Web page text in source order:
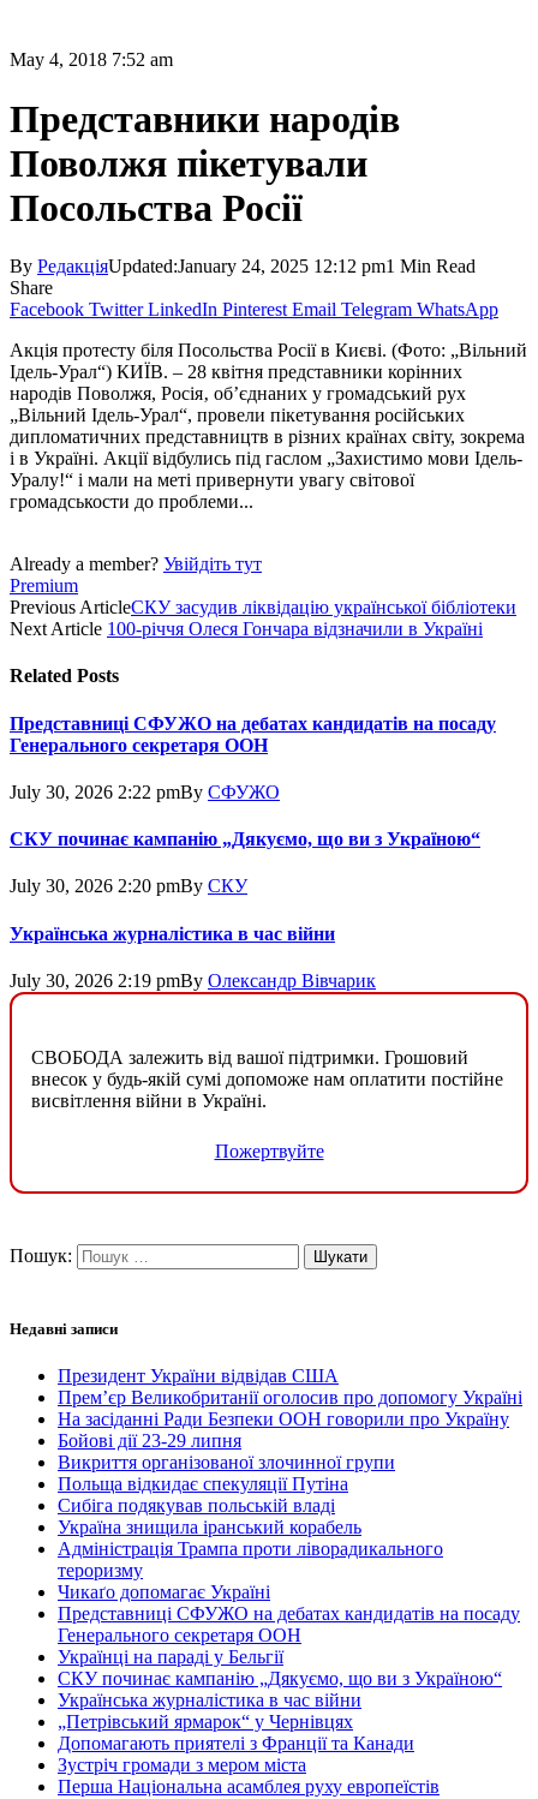
May 4, 2018 7:52 am
Представники народів
Поволжя пікетували
Посольства Росії
By РедакціяUpdated:January 24, 2025 12:12 pm1 Min Read
Share
Facebook Twitter LinkedIn Pinterest Email Telegram WhatsApp
Акція протесту біля Посольства Росії в Києві. (Фото: „Вільний
Ідель-Урал“) КИЇВ. – 28 квітня представники корінних
народів Поволжя, Росія‚ об’єднаних у громадський рух
„Вільний Ідель-Урал“, провели пікетування російських
дипломатичних представництв в різних країнах світу, зокрема
і в Україні. Акції відбулись під гаслом „Захистимо мови Ідель-
Уралу!“ і мали на меті привернути увагу світової
громадськости до проблеми...
Already a member? Увійдіть тут
Premium
Previous ArticleСКУ засудив ліквідацію української бібліотеки
Next Article 100-річчя Олеся Гончара відзначили в Україні
Related Posts
Представниці СФУЖО на дебатах кандидатів на посаду
Генерального секретаря ООН
July 30, 2026 2:22 pmBy СФУЖО
СКУ починає кампанію „Дякуємо, що ви з Україною“
July 30, 2026 2:20 pmBy СКУ
Українська журналістика в час війни
July 30, 2026 2:19 pmBy Олександр Вівчарик
СВОБОДА залежить від вашої підтримки. Грошовий
внесок у будь-якій сумі допоможе нам оплатити постійне
висвітлення війни в Україні.
Пожертвуйте
Пошук:
Недавні записи
Президент України відвідав США
Прем’єр Великобританії оголосив про допомогу Україні
На засіданні Ради Безпеки ООН говорили про Україну
Бойові дії 23-29 липня
Викриття організованої злочинної групи
Польща відкидає спекуляції Путіна
Сибіга подякував польській владі
Україна знищила іранський корабель
Адміністрація Трампа проти ліворадикального
тероризму
Чикаґо допомагає Україні
Представниці СФУЖО на дебатах кандидатів на посаду
Генерального секретаря ООН
Українці на параді у Бельгії
СКУ починає кампанію „Дякуємо, що ви з Україною“
Українська журналістика в час війни
„Петрівський ярмарок“ у Чернівцях
Допомагають приятелі з Франції та Канади
Зустріч громади з мером міста
Перша Національна асамблея руху европеїстів